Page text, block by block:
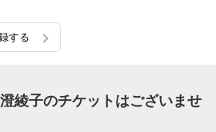
する
綾子のチケットはございませ